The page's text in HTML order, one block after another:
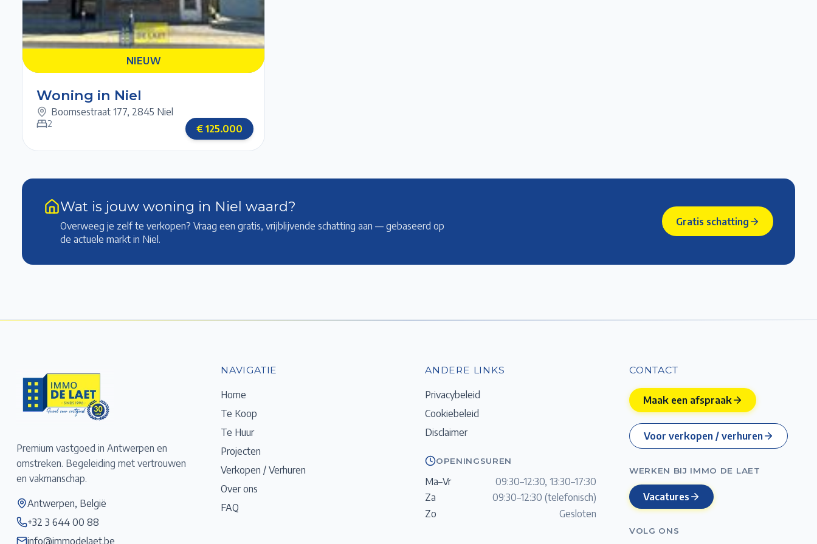
NIEUW
Woning in Niel
Boomsestraat 177, 2845 Niel
2 € 125.000
Wat is jouw woning in Niel waard?
Overweeg je zelf te verkopen? Vraag een gratis, vrijblijvende schatting aan — gebaseerd op
de actuele markt in Niel
Gratis schatting
Premium vastgoed in Antwerpen en
omstreken. Begeleiding met vertrouwen
en vakmanschap.
Antwerpen, België
+32 3 644 00 88
info@immodelaet.be
NAVIGATIE
Home
Te Koop
Te Huur
Projecten
Verkopen / Verhuren
Over ons
FAQ
ANDERE LINKS
Privacybeleid
Cookiebeleid
Disclaimer
OPENINGSUREN
Ma–Vr
09:30–12:30, 13:30–17:30
Za
09:30–12:30 (telefonisch)
Zo
Gesloten
CONTACT
Maak een afspraak
Voor verkopen / verhuren
WERKEN BIJ IMMO DE LAET
Vacatures
VOLG ONS